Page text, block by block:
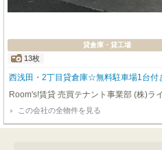
貸倉庫・貸工場
13枚
西浅田・2丁目貸倉庫☆無料駐車場1台付
Room's!賃貸 売買テナント事業部 (株)ラ
この会社の全物件を見る